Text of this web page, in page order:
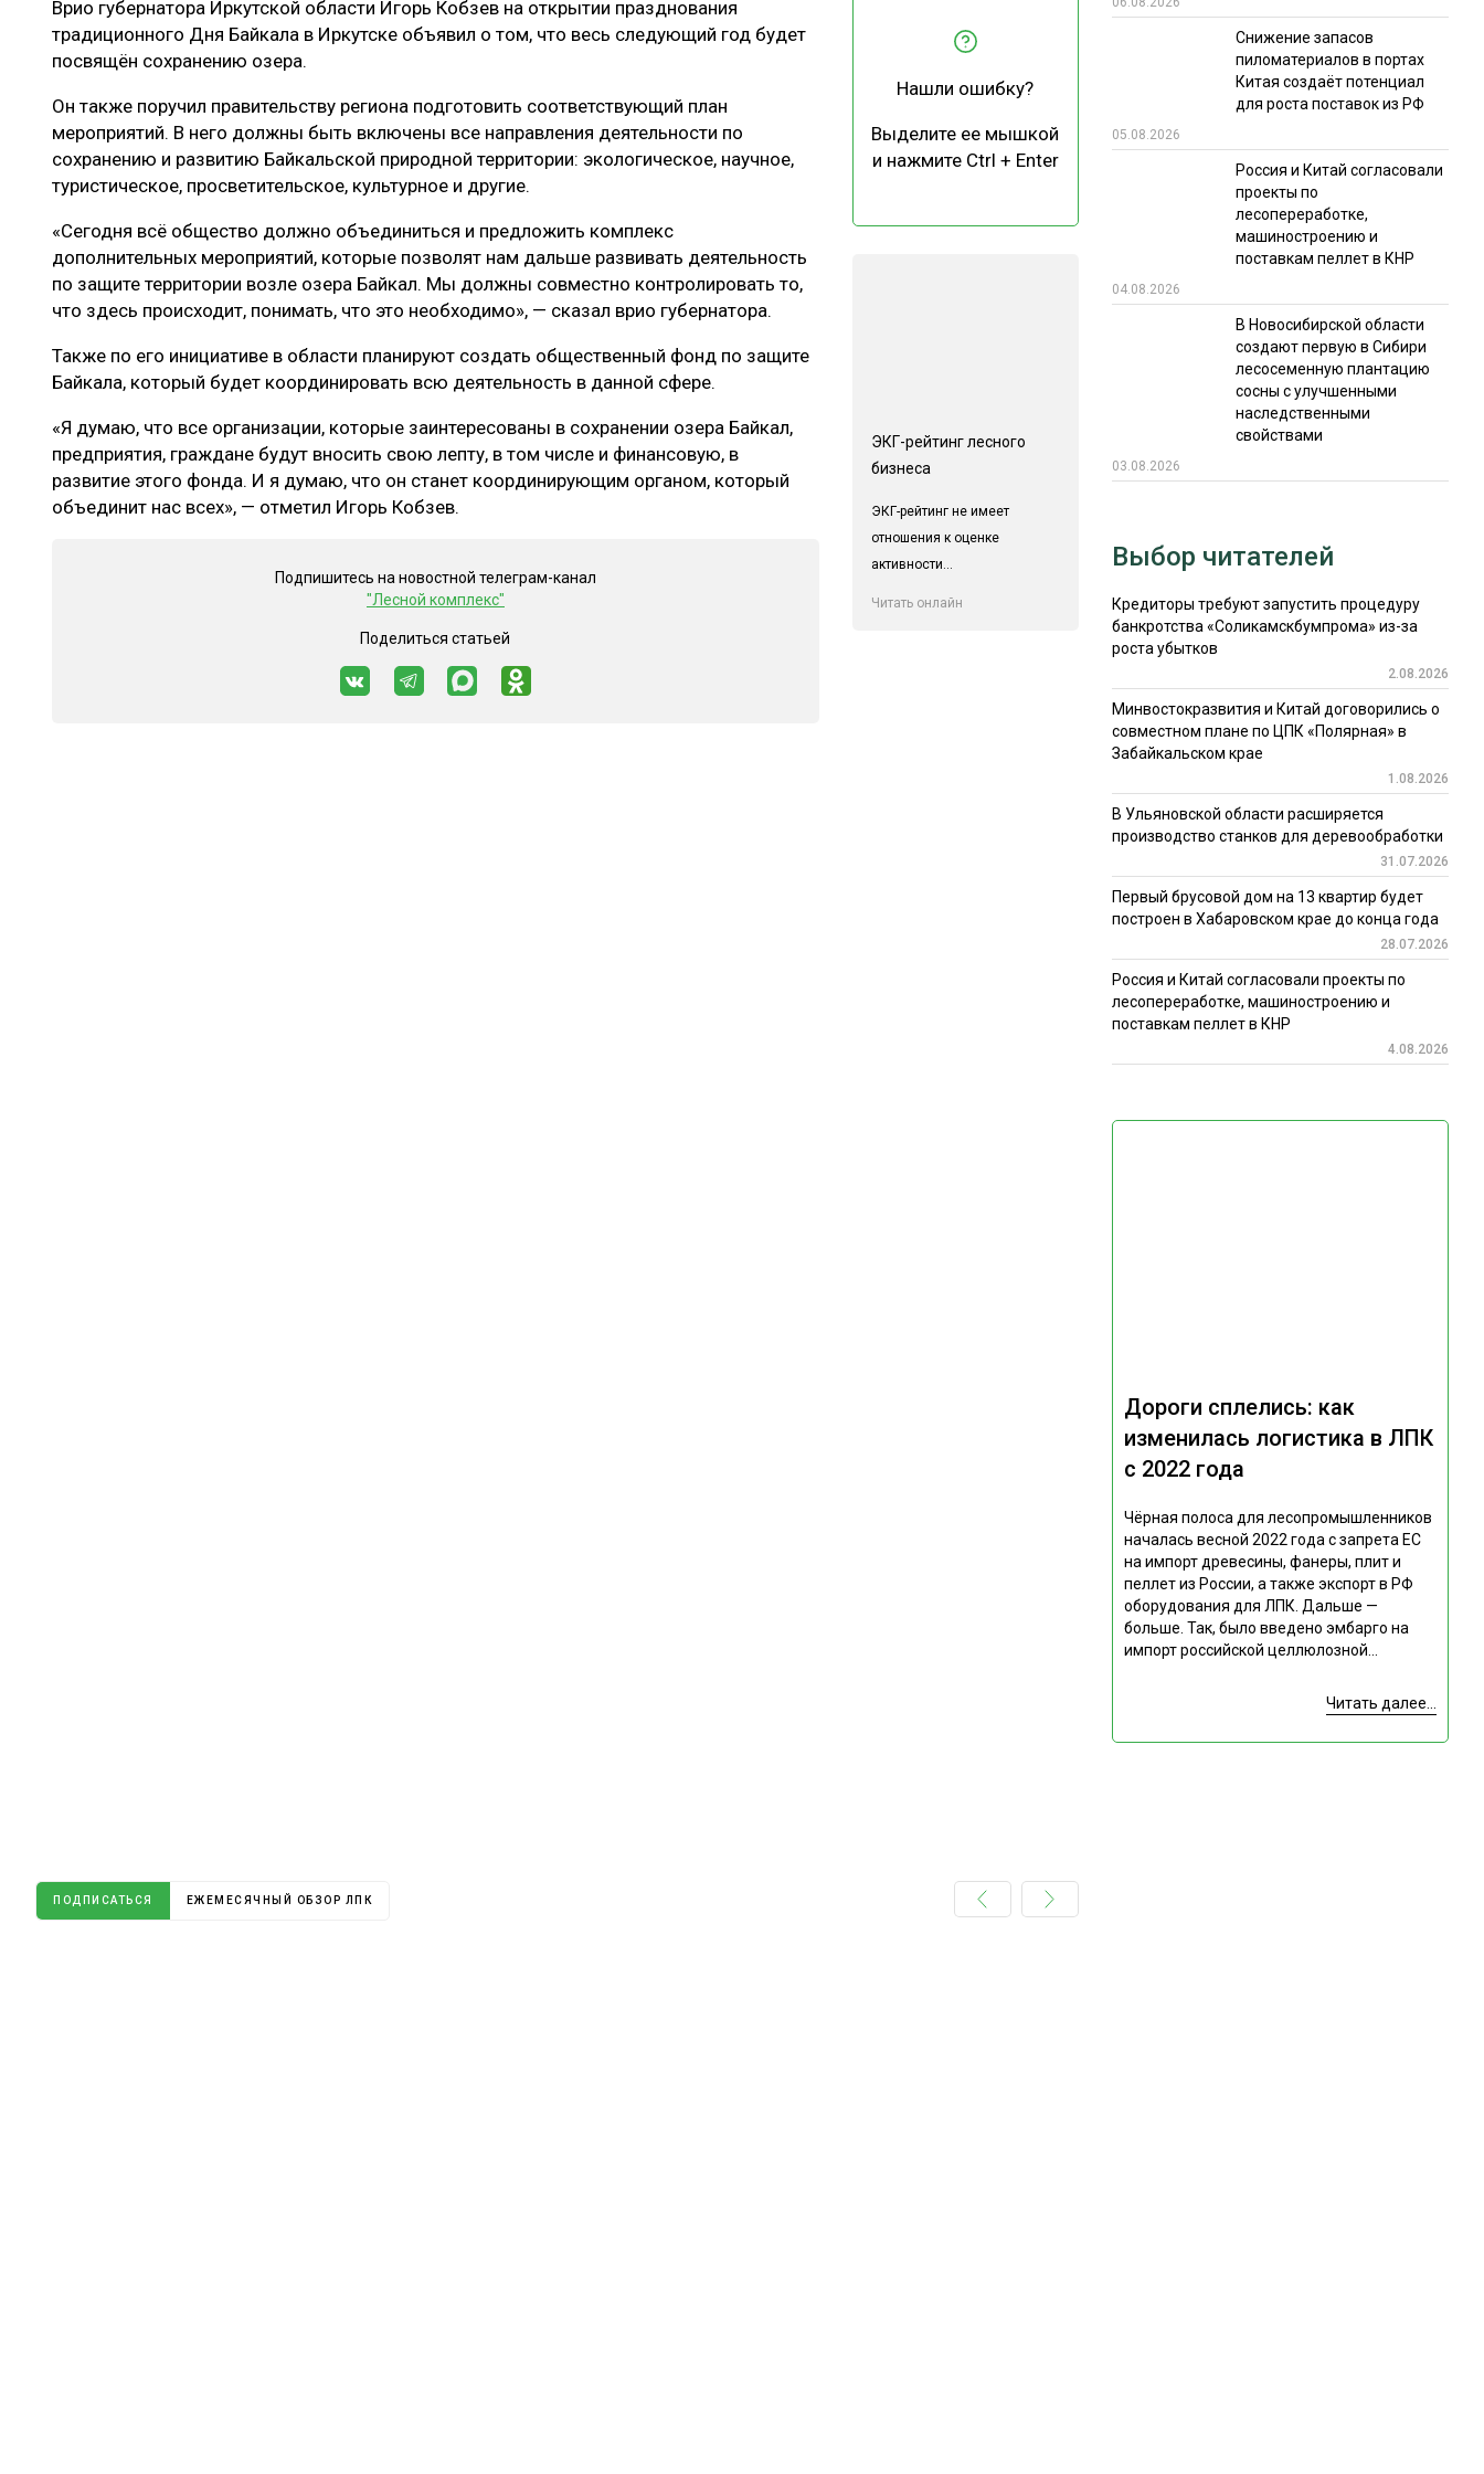
ЛЕСОВОССТАНОВЛЕНИЕ И ЗАЩИТА
ЛОГИСТИКА
ЦБП
СУШКА ДРЕВЕСИНЫ
ОТРАСЛЕВАЯ ДИСКУССИЯ
ЭКСПЕРТНОЕ МНЕНИЕ
КАЛЕНДАРЬ ВЫСТАВОК ИТОГИ МЕРОПРИЯТИЙ
Врио губернатора Иркутской области Игорь Кобзев на открытии празднования
традиционного Дня Байкала в Иркутске объявил о том, что весь следующий год будет
посвящён сохранению озера.
Он также поручил правительству региона подготовить соответствующий план
мероприятий. В него должны быть включены все направления деятельности по
сохранению и развитию Байкальской природной территории: экологическое, научное,
туристическое, просветительское, культурное и другие.
«Сегодня всё общество должно объединиться и предложить комплекс
дополнительных мероприятий, которые позволят нам дальше развивать деятельность
по защите территории возле озера Байкал. Мы должны совместно контролировать то,
что здесь происходит, понимать, что это необходимо», — сказал врио губернатора.
Также по его инициативе в области планируют создать общественный фонд по защите
Байкала, который будет координировать всю деятельность в данной сфере.
«Я думаю, что все организации, которые заинтересованы в сохранении озера Байкал,
предприятия, граждане будут вносить свою лепту, в том числе и финансовую, в
развитие этого фонда. И я думаю, что он станет координирующим органом, который
объединит нас всех», — отметил Игорь Кобзев.
Подпишитесь на новостной телеграм-канал
"Лесной комплекс"
Поделиться статьей
Нашли ошибку?
Выделите ее мышкой
и нажмите Ctrl + Enter
ЭКГ-рейтинг лесного
бизнеса
ЭКГ-рейтинг не имеет
отношения к оценке
активности...
Читать онлайн
Снижение запасов
пиломатериалов в портах
Китая создаёт потенциал
для роста поставок из РФ
05.08.2026
Россия и Китай согласовали
проекты по
лесопереработке,
машиностроению и
поставкам пеллет в КНР
04.08.2026
В Новосибирской области
создают первую в Сибири
лесосеменную плантацию
сосны с улучшенными
наследственными
свойствами
03.08.2026
Дороги сплелись: как
изменилась логистика в ЛПК
с 2022 года
Чёрная полоса для лесопромышленников
началась весной 2022 года с запрета ЕС
на импорт древесины, фанеры, плит и
пеллет из России, а также экспорт в РФ
оборудования для ЛПК. Дальше —
больше. Так, было введено эмбарго на
импорт российской целлюлозной...
Читать далее...
ПОДПИСАТЬСЯ ЕЖЕМЕСЯЧНЫЙ ОБЗОР ЛПК
Выбор читателей
Кредиторы требуют запустить процедуру
банкротства «Соликамскбумпрома» из-за
роста убытков
2.08.2026
Минвостокразвития и Китай договорились о
совместном плане по ЦПК «Полярная» в
Забайкальском крае
1.08.2026
В Ульяновской области расширяется
производство станков для деревообработки
31.07.2026
Первый брусовой дом на 13 квартир будет
построен в Хабаровском крае до конца года
28.07.2026
Россия и Китай согласовали проекты по
лесопереработке, машиностроению и
поставкам пеллет в КНР
4.08.2026